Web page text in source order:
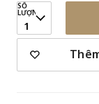
SỐ
LƯỢNG
1